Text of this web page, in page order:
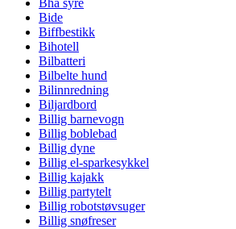
Bha syre
Bide
Biffbestikk
Bihotell
Bilbatteri
Bilbelte hund
Bilinnredning
Biljardbord
Billig barnevogn
Billig boblebad
Billig dyne
Billig el-sparkesykkel
Billig kajakk
Billig partytelt
Billig robotstøvsuger
Billig snøfreser